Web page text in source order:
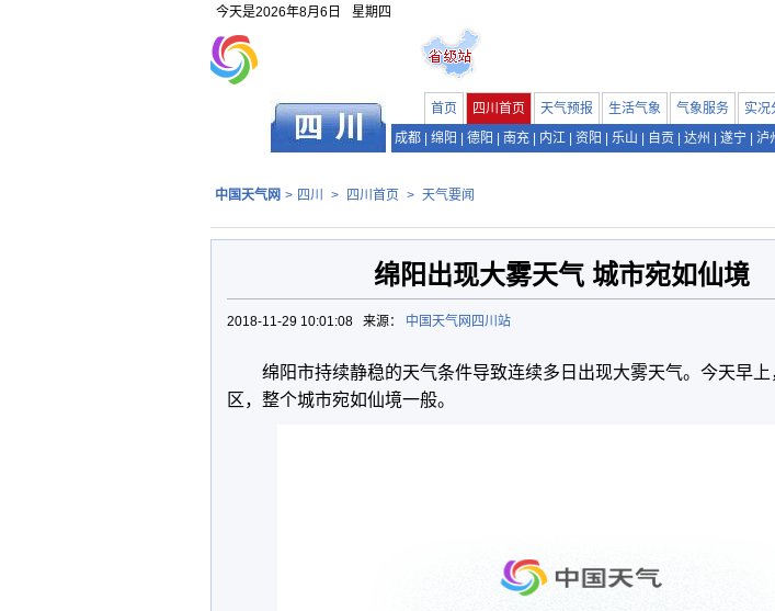
今天是2026年8月6日 星期四
首页 四川首页 天气预报 生活气象 气象服务 实况
成都
绵阳 德阳 南充 内江 资阳 乐山 自贡 达州 遂宁 泸
中国天气网 > 四川 > 四川首页 > 天气要闻
绵阳出现大雾天气 城市宛如仙境
2018-11-29 10:01:08 来源： 中国天气网四川站
绵阳市持续静稳的天气条件导致连续多日出现大雾天气。今天早
区，整个城市宛如仙境一般。